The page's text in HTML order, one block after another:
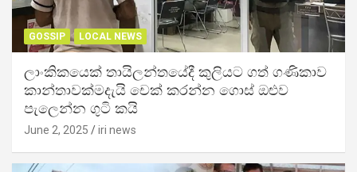
GOSSIP LOCAL NEWS
ලාංකිකයෙක් තායිලන්තයේදී කුලියට ගත් ගණිකාව
කාන්තාවක්මදැයි චෙක් කරන්න ගොස් ඔළුව
පැලෙන්න ගුටි කයි
June 2, 2025 iri news